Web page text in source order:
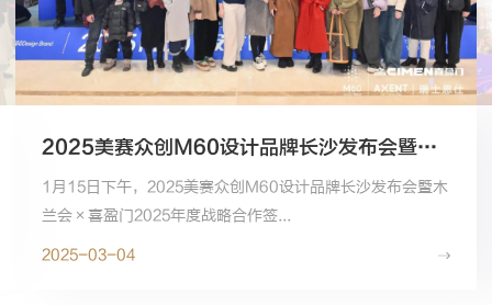
2025美赛众创M60设计品牌长沙发布会暨木兰会×喜盈门2025年度战略合作签约仪式
1月15日下午，2025美赛众创M60设计品牌长沙发布会暨木
兰会×喜盈门2025年度战略合作签...
2025-03-04